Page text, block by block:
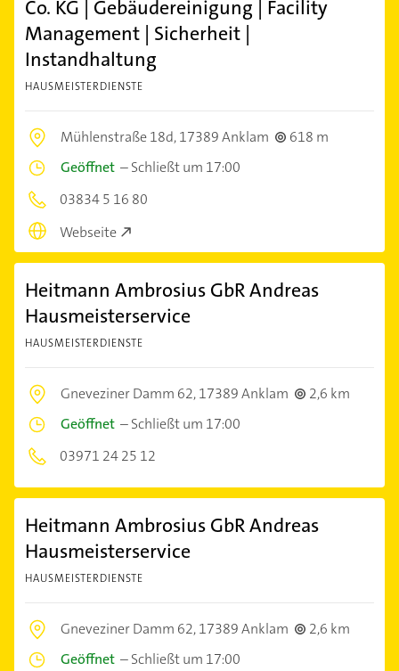
Co. KG | Gebäudereinigung | Facility
Management | Sicherheit |
Instandhaltung
HAUSMEISTERDIENSTE
Mühlenstraße 18d,17389 Anklam
618 m
Geöffnet –Schließt um 17:00
03834 5 16 80
Webseite
Heitmann Ambrosius GbR Andreas
Hausmeisterservice
HAUSMEISTERDIENSTE
Gneveziner Damm 62,17389 Anklam
2,6 km
Geöffnet –Schließt um 17:00
03971 24 25 12
Heitmann Ambrosius GbR Andreas
Hausmeisterservice
HAUSMEISTERDIENSTE
Gneveziner Damm 62,17389 Anklam
2,6 km
Geöffnet –Schließt um 17:00